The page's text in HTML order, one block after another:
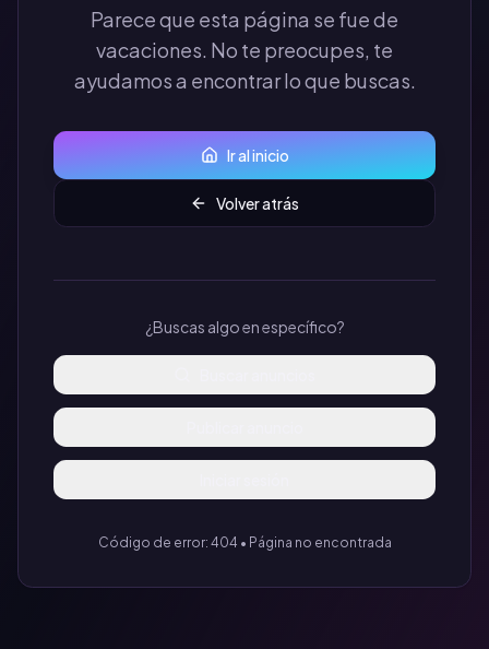
Parece que esta página se fue de
vacaciones. No te preocupes, te
ayudamos a encontrar lo que buscas.
Ir al inicio
Volver atrás
¿Buscas algo en específico?
Código de error: 404 • Página no encontrada